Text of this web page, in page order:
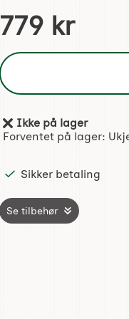
Handle dette produktet,
pris
779 kr
Produkttilgjengelighet:
Ikke på lager
Forventet på lager:
Sikker betaling
Se tilbehør